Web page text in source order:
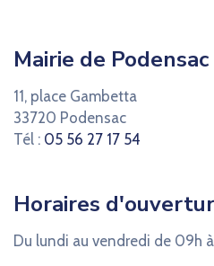
Mairie de Podensac
11, place Gambetta
33720 Podensac
Tél : 05 56 27 17 54
Horaires
Du lundi au vendredi de 09h